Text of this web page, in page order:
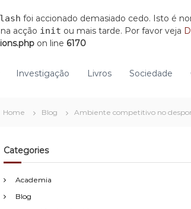
foi accionado demasiado cedo. Isto é
acção init ou mais tarde. Por favor veja
on line 6170
Investigação Livros Sociedade
Home Blog Ambiente competitivo no
Categories
Academia
Blog